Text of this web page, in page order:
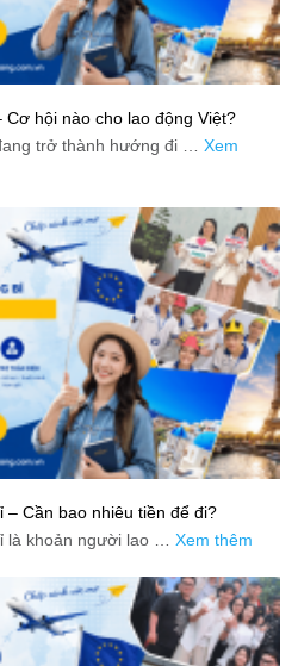
hội nào cho lao động Việt?
trở thành hướng đi … Xem
– Cần bao nhiêu tiền để đi?
là khoản người lao … Xem thêm